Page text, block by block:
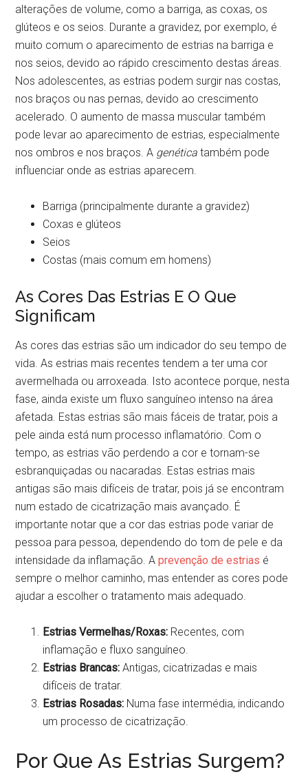
alterações de volume, como a barriga, as coxas, os
glúteos e os seios. Durante a gravidez, por exemplo, é
muito comum o aparecimento de estrias na barriga e
nos seios, devido ao rápido crescimento destas áreas.
Nos adolescentes, as estrias podem surgir nas costas,
nos braços ou nas pernas, devido ao crescimento
acelerado. O aumento de massa muscular também
pode levar ao aparecimento de estrias, especialmente
nos ombros e nos braços. A genética também pode
influenciar onde as estrias aparecem.
Barriga (principalmente durante a gravidez)
Coxas e glúteos
Seios
Costas (mais comum em homens)
As Cores Das Estrias E O Que
Significam
As cores das estrias são um indicador do seu tempo de
vida. As estrias mais recentes tendem a ter uma cor
avermelhada ou arroxeada. Isto acontece porque, nesta
fase, ainda existe um fluxo sanguíneo intenso na área
afetada. Estas estrias são mais fáceis de tratar, pois a
pele ainda está num processo inflamatório. Com o
tempo, as estrias vão perdendo a cor e tornam-se
esbranquiçadas ou nacaradas. Estas estrias mais
antigas são mais difíceis de tratar, pois já se encontram
num estado de cicatrização mais avançado. É
importante notar que a cor das estrias pode variar de
pessoa para pessoa, dependendo do tom de pele e da
intensidade da inflamação. Aprevenção de estrias é
sempre o melhor caminho, mas entender as cores pode
ajudar a escolher o tratamento mais adequado.
Estrias Vermelhas/Roxas: Recentes, com
inflamação e fluxo sanguíneo.
Estrias Brancas: Antigas, cicatrizadas e mais
difíceis de tratar.
Estrias Rosadas: Numa fase intermédia, indicando
um processo de cicatrização.
Por Que As Estrias Surgem?